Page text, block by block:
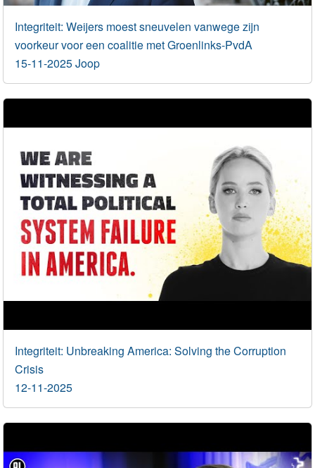
Integriteit: Weijers moest sneuvelen vanwege zijn
voorkeur voor een coalitie met Groenlinks-PvdA
15-11-2025 Joop
Integriteit: Unbreaking America: Solving the Corruption
Crisis
12-11-2025